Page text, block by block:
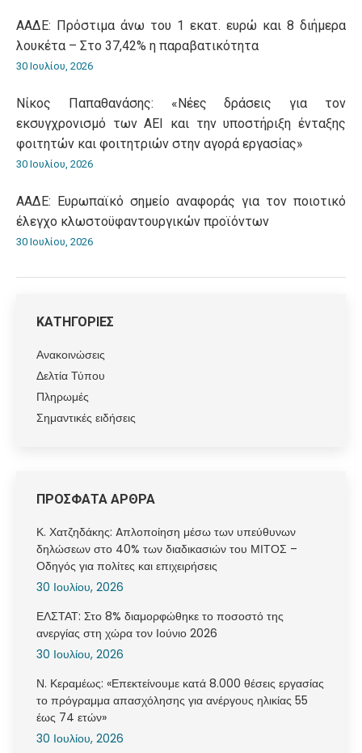
ΑΑΔΕ: Πρόστιμα άνω του 1 εκατ. ευρώ και 8 διήμερα
λουκέτα – Στο 37,42% η παραβατικότητα
30 Ιουλίου, 2026
Νίκος Παπαθανάσης: «Νέες δράσεις για τον
εκσυγχρονισμό των ΑΕΙ και την υποστήριξη ένταξης
φοιτητών και φοιτητριών στην αγορά εργασίας»
30 Ιουλίου, 2026
ΑΑΔΕ: Ευρωπαϊκό σημείο αναφοράς για τον ποιοτικό
έλεγχο κλωστοϋφαντουργικών προϊόντων
30 Ιουλίου, 2026
ΚΑΤΗΓΟΡΙΕΣ
Ανακοινώσεις
Δελτία Τύπου
Πληρωμές
Σημαντικές ειδήσεις
ΠΡΟΣΦΑΤΑ ΑΡΘΡΑ
Κ. Χατζηδάκης: Aπλοποίηση μέσω των υπεύθυνων
δηλώσεων στο 40% των διαδικασιών του ΜΙΤΟΣ –
Οδηγός για πολίτες και επιχειρήσεις
30 Ιουλίου, 2026
ΕΛΣΤΑΤ: Στο 8% διαμορφώθηκε το ποσοστό της
ανεργίας στη χώρα τον Ιούνιο 2026
30 Ιουλίου, 2026
Ν. Κεραμέως: «Επεκτείνουμε κατά 8.000 θέσεις εργασίας
το πρόγραμμα απασχόλησης για ανέργους ηλικίας 55
έως 74 ετών»
30 Ιουλίου, 2026